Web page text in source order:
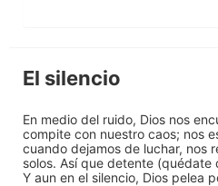
El silencio
En medio del ruido, Dios nos
compite con nuestro caos; nos
cuando dejamos de luchar, nos
solos. Así que detente (quédate
Y aun en el silencio, Dios pelea